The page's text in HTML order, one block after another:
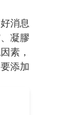
消息
凝膠
素，
添加